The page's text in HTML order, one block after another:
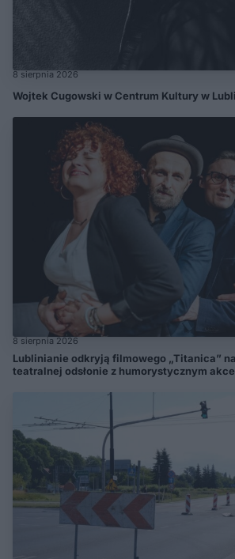
8 sierpnia 2026
Wojtek Cugowski w Centrum Kultury w
8 sierpnia 2026
Lublinianie odkryją filmowego „Titanica”
teatralnej odsłonie z humorystycznym